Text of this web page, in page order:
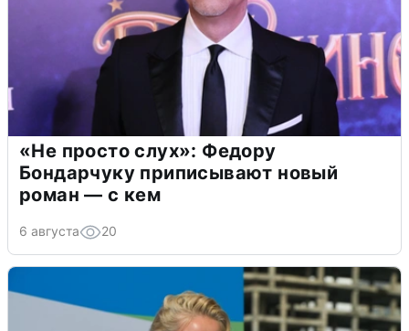
«Не просто слух»: Федору
Бондарчуку приписывают новый
роман — с кем
6 августа 20